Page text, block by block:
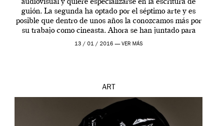
audiovisual y quiere especializarse en la escritura de
guión. La segunda ha optado por el séptimo arte y es
posible que dentro de unos años la conozcamos más por
su trabajo como cineasta. Ahora se han juntado para
contarnos una […]
13 / 01 / 2016 — VER MÁS
ART